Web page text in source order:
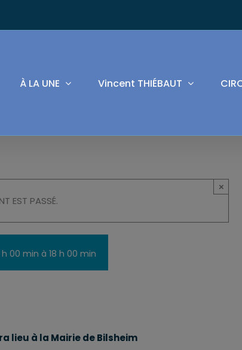
À LA UNE Vincent THIÉBAUT
EST PASSÉ.
×
h 00 min à 18 h 00 min
lieu à la Mairie de Bilsheim